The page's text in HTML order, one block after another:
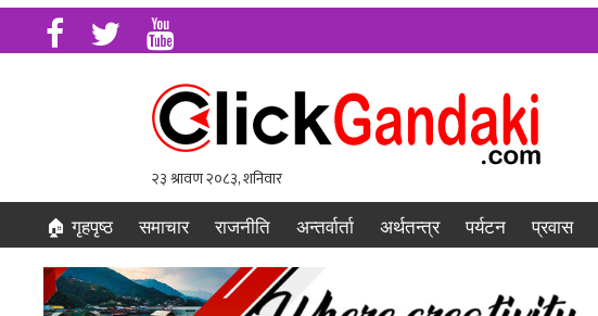
🏠 गृहपृष्ठ समाचार राजनीति अन्तर्वार्ता अर्थतन्त्र पर्यटन प्रवास